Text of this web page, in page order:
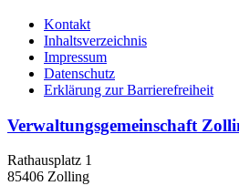
Kontakt
Inhaltsverzeichnis
Impressum
Datenschutz
Erklärung zur Barrierefreiheit
Verwaltungsgemeinschaft
Rathausplatz 1
85406 Zolling